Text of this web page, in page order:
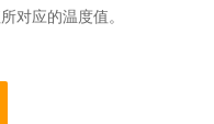
对应的温度值。